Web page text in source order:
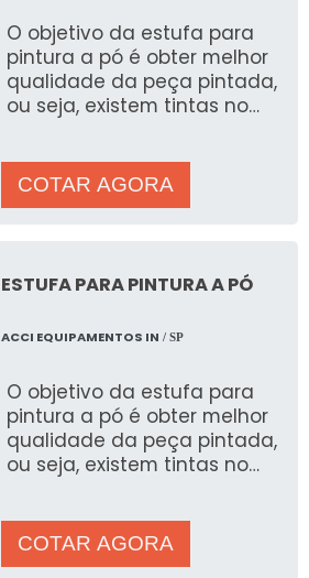
O objetivo da estufa para
pintura a pó é obter melhor
qualidade da peça pintada,
ou seja, existem tintas no
COTAR AGORA
ESTUFA PARA PINTURA A PÓ
ACCI EQUIPAMENTOS IN / SP
O objetivo da estufa para
pintura a pó é obter melhor
qualidade da peça pintada,
ou seja, existem tintas no
COTAR AGORA